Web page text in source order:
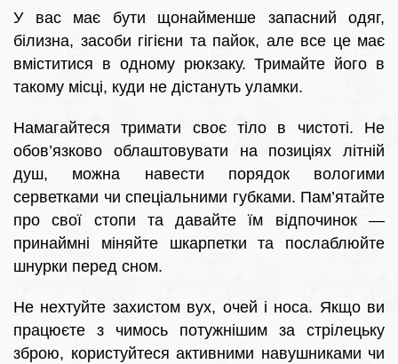
У вас має бути щонайменше запасний одяг,
білизна, засоби гігієни та пайок, але все це має
вміститися в одному рюкзаку. Тримайте його в
такому місці, куди не дістануть уламки.
Намагайтеся тримати своє тіло в чистоті. Не
обов’язково облаштовувати на позиціях літній
душ, можна навести порядок вологими
серветками чи спеціальними губками. Пам’ятайте
про свої стопи та давайте їм відпочинок —
принаймні міняйте шкарпетки та послаблюйте
шнурки перед сном.
Не нехтуйте захистом вух, очей і носа. Якщо ви
працюєте з чимось потужнішим за стрілецьку
зброю, користуйтеся активними навушниками чи